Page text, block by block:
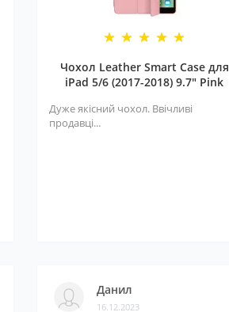
Чохол Leather Smart Case для
iPad 5/6 (2017-2018) 9.7" Pink
Дуже якісний чохол. Ввічливі
продавці...
Данил
16.12.2023